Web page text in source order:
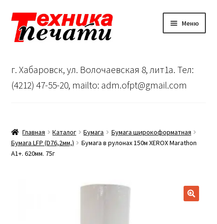
Перейти
навигации
Перейти
содержимому
Меню
Сервисный центр
…
Корзина
г. Хабаровск, ул. Волочаевская 8, лит1а. Тел:
(4212) 47-55-20, mailto: adm.ofpt@gmail.com
Главная Каталог Бумага
Бумага широкоформатная
Бумага LFP (D76,2мм,)
Бумага в рулонах 150м XEROX Marathon
A1+. 620мм. 75г